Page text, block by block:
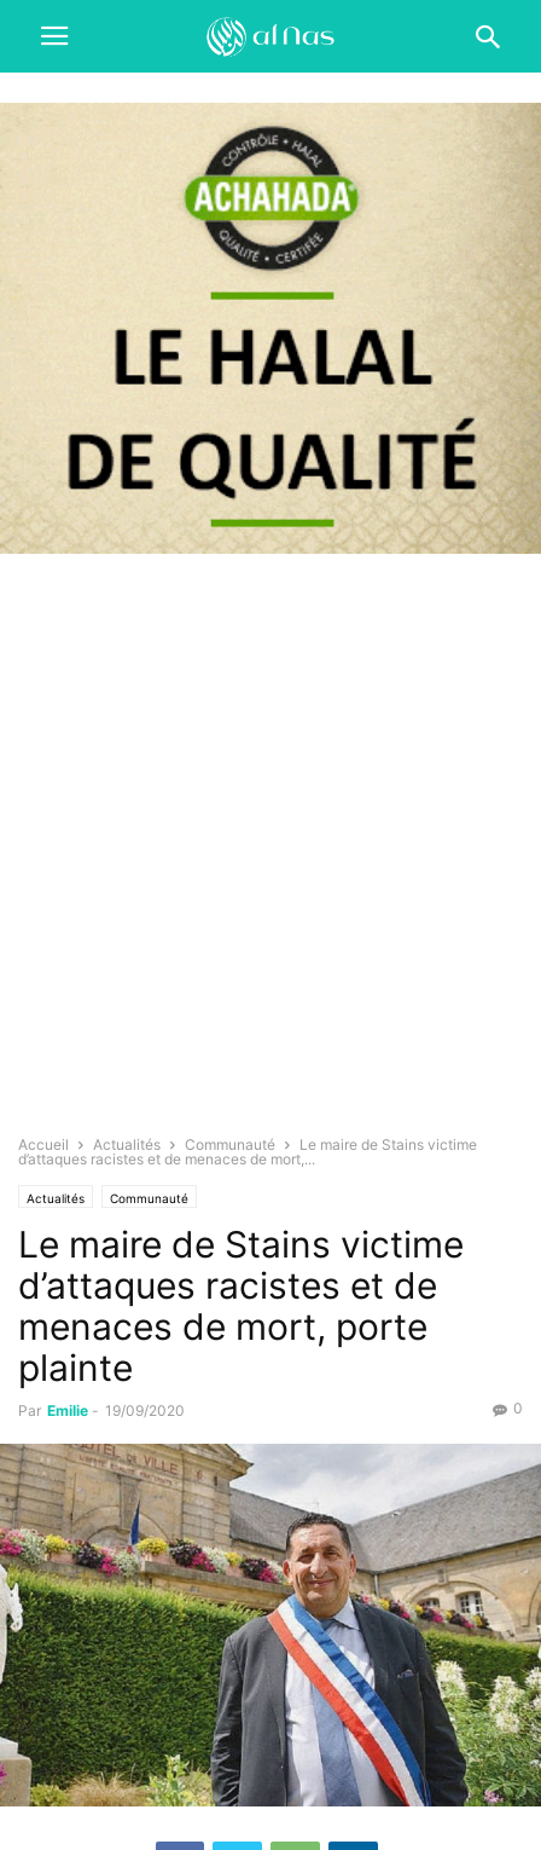
Accueil Actualités Communauté
Le maire de Stains victime
d’attaques racistes et de menaces de mort,...
Actualités Communauté
Le maire de Stains victime
d’attaques racistes et de
menaces de mort, porte
plainte
Par Emilie - 19/09/2020 0